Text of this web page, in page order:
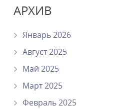
АРХИВ
Январь 2026
Август 2025
Май 2025
Март 2025
Февраль 2025